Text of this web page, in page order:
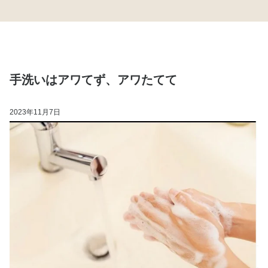
手洗いはアワてず、アワたてて
2023年11月7日